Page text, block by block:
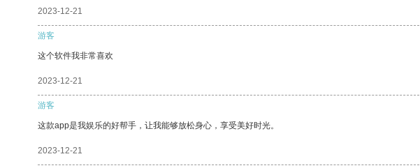
2023-12-21
游客
这个软件我非常喜欢
2023-12-21
游客
这款app是我娱乐的好帮手，让我能够放松身心，享受美好时光。
2023-12-21